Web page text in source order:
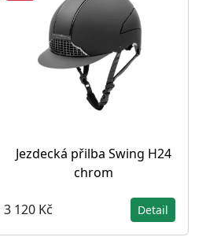
Jezdecká přilba Swing H24
chrom
3 120 Kč Detail